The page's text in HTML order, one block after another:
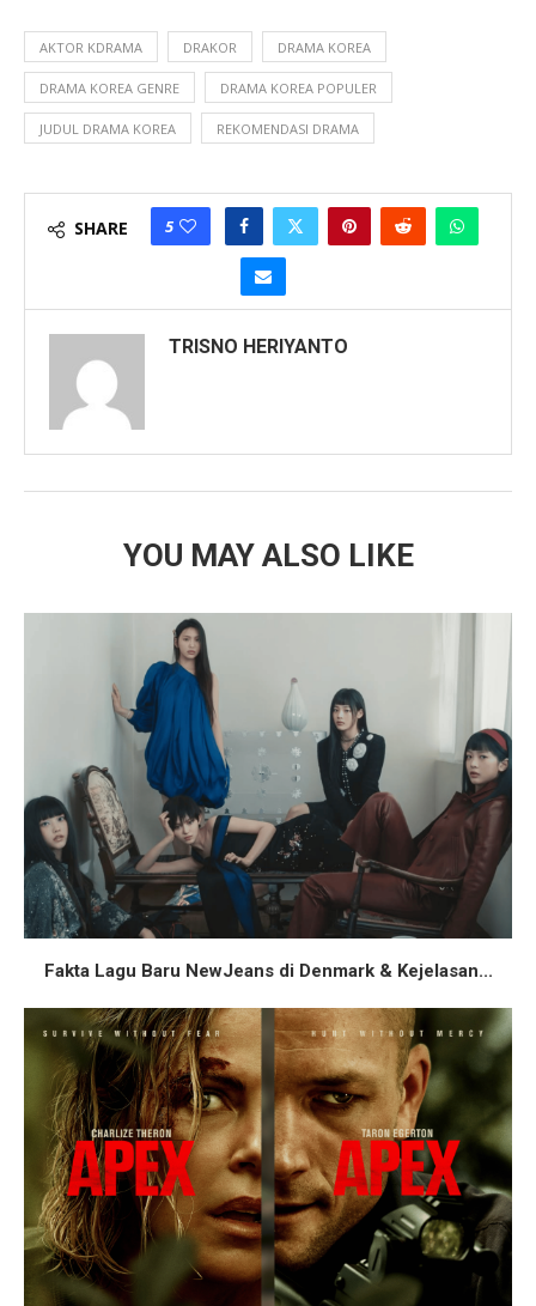
AKTOR KDRAMA DRAKOR DRAMA KOREA
DRAMA KOREA GENRE DRAMA KOREA POPULER
JUDUL DRAMA KOREA REKOMENDASI DRAMA
SHARE 5
TRISNO HERIYANTO
YOU MAY ALSO LIKE
Fakta Lagu Baru NewJeans di Denmark & Kejelasan...